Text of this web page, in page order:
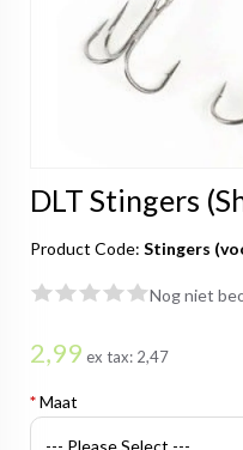
DLT Stingers
Product Code: Stingers
Nog niet
2,99 ex tax: 2,47
*Maat